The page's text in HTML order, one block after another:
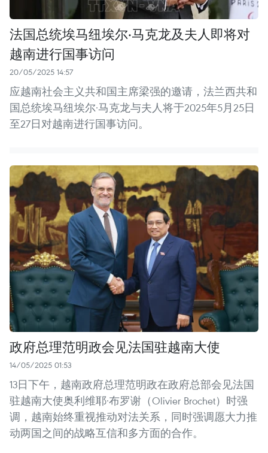
法国总统埃马纽埃尔·马克龙及夫人即将对
越南进行国事访问
20/05/2025 14:57
应越南社会主义共和国主席梁强的邀请，法兰西共和
国总统埃马纽埃尔·马克龙与夫人将于2025年5月25日
至27日对越南进行国事访问。
政府总理范明政会见法国驻越南大使
14/05/2025 01:53
13日下午，越南政府总理范明政在政府总部会见法国
驻越南大使奥利维耶·布罗谢（Olivier Brochet）时强
调，越南始终重视推动对法关系，同时强调愿大力推
动两国之间的战略互信和多方面的合作。